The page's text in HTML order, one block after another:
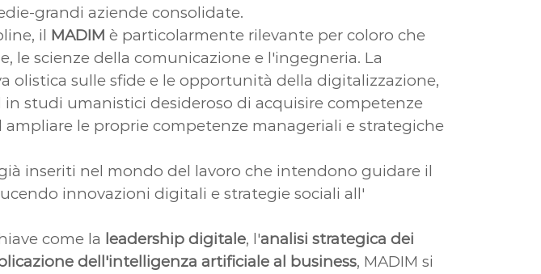
grandi aziende consolidate.
il MADIM è particolarmente rilevante per coloro che
le scienze della comunicazione e l'ingegneria. La
olistica sulle sfide e le opportunità della digitalizzazione,
studi umanistici desideroso di acquisire competenze
le proprie competenze manageriali e strategiche
inseriti nel mondo del lavoro che intendono guidare il
innovazioni digitali e strategie sociali all'
come la leadership digitale, l'analisi strategica dei
dell'intelligenza artificiale al business, MADIM si